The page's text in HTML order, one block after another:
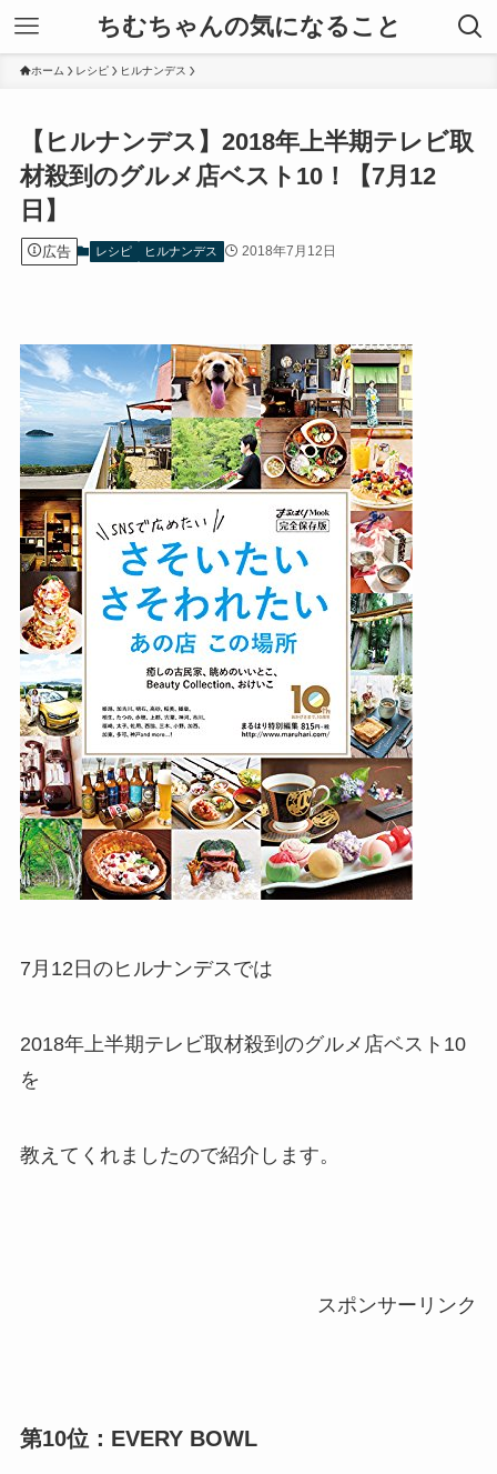
ちむちゃんの気になること
ホーム レシピ ヒルナンデス
【ヒルナンデス】2018年上半期テレビ取
材殺到のグルメ店ベスト10！【7月12
日】
広告 レシピ ヒルナンデス 2018年7月12日
7月12日のヒルナンデスでは
2018年上半期テレビ取材殺到のグルメ店ベスト10
を
教えてくれましたので紹介します。
スポンサーリンク
第10位：EVERY BOWL